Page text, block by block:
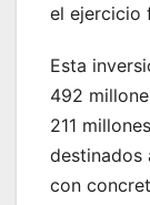
el ejercicio
Esta
492
211
destinados
con